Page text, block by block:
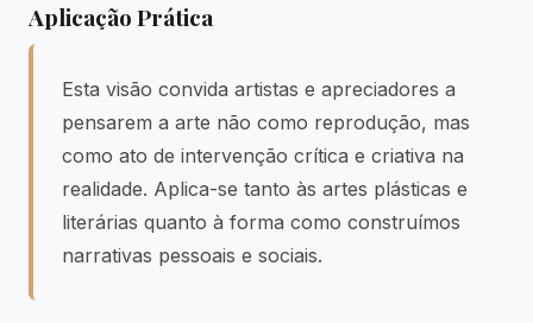
Aplicação Prática
Esta visão convida artistas e apreciadores a
pensarem a arte não como reprodução, mas
como ato de intervenção crítica e criativa na
realidade. Aplica-se tanto às artes plásticas e
literárias quanto à forma como construímos
narrativas pessoais e sociais.